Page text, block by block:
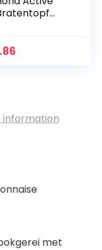
information
met